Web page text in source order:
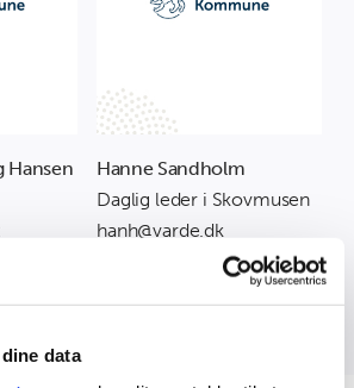
data
Hansen
Hanne Sandholm
Daglig leder i Skovmusen
hanh@varde.dk